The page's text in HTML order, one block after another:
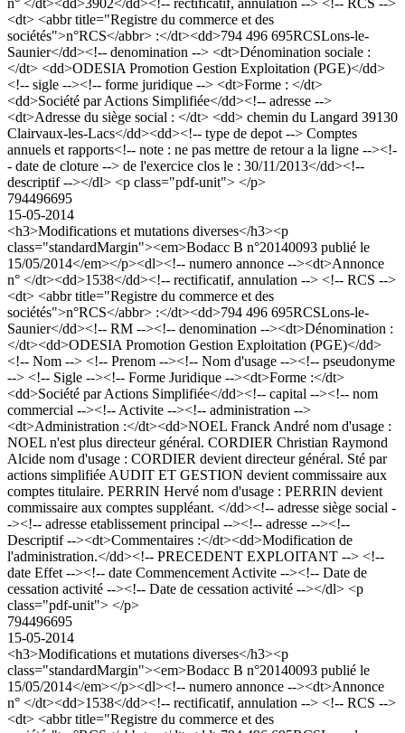
<dt> <abbr title="Registre du commerce et des
sociétés">n°RCS</abbr> :</dt><dd>794 496 695RCSLons-le-
Saunier</dd><!-- denomination --> <dt>Dénomination sociale :
</dt> <dd>ODESIA Promotion Gestion Exploitation (PGE)</dd>
<!-- sigle --><!-- forme juridique --> <dt>Forme : </dt>
<dd>Société par Actions Simplifiée</dd><!-- adresse -->
<dt>Adresse du siège social : </dt> <dd> chemin du Langard 39130
Clairvaux-les-Lacs</dd><dd><!-- type de depot --> Comptes
annuels et rapports<!-- note : ne pas mettre de retour a la ligne --><!-
- date de cloture --> de l'exercice clos le : 30/11/2013</dd><!--
descriptif --></dl> <p class="pdf-unit"> </p>
794496695
15-05-2014
<h3>Modifications et mutations diverses</h3><p
class="standardMargin"><em>Bodacc B n°20140093 publié le
15/05/2014</em></p><dl><!-- numero annonce --><dt>Annonce
n° </dt><dd>1538</dd><!-- rectificatif, annulation --> <!-- RCS -->
<dt> <abbr title="Registre du commerce et des
sociétés">n°RCS</abbr> :</dt><dd>794 496 695RCSLons-le-
Saunier</dd><!-- RM --><!-- denomination --><dt>Dénomination :
</dt><dd>ODESIA Promotion Gestion Exploitation (PGE)</dd>
<!-- Nom --> <!-- Prenom --><!-- Nom d'usage --><!-- pseudonyme
--> <!-- Sigle --><!-- Forme Juridique --><dt>Forme :</dt>
<dd>Société par Actions Simplifiée</dd><!-- capital --><!-- nom
commercial --><!-- Activite --><!-- administration -->
<dt>Administration :</dt><dd>NOEL Franck André nom d'usage :
NOEL n'est plus directeur général. CORDIER Christian Raymond
Alcide nom d'usage : CORDIER devient directeur général. Sté par
actions simplifiée AUDIT ET GESTION devient commissaire aux
comptes titulaire. PERRIN Hervé nom d'usage : PERRIN devient
commissaire aux comptes suppléant. </dd><!-- adresse siège social -
-><!-- adresse etablissement principal --><!-- adresse --><!--
Descriptif --><dt>Commentaires :</dt><dd>Modification de
l'administration.</dd><!-- PRECEDENT EXPLOITANT --> <!--
date Effet --><!-- date Commencement Activite --><!-- Date de
cessation activité --><!-- Date de cessation activité --></dl> <p
class="pdf-unit"> </p>
794496695
15-05-2014
<h3>Modifications et mutations diverses</h3><p
class="standardMargin"><em>Bodacc B n°20140093 publié le
15/05/2014</em></p><dl><!-- numero annonce --><dt>Annonce
n° </dt><dd>1538</dd><!-- rectificatif, annulation --> <!-- RCS -->
<dt> <abbr title="Registre du commerce et des